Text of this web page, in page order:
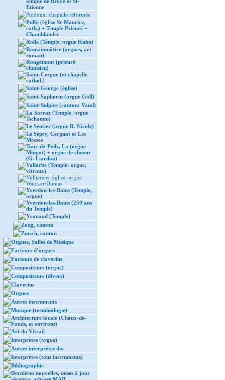
Etienne
Puidoux: chapelle réformée
Pully (église St-Maurice,
cath.) + Temple Prieuré +
Chamblandes
Rolle (Temple, orgue Kuhn)
Romainmôtier (orgues, art
roman)
Rougemont (prieuré
clunisien)
Saint-Cergue (et chapelle
cathol.)
Saint-George (église)
Saint-Saphorin (orgue Goll)
Saint-Sulpice (canton: Vaud)
La Sarraz (Temple, orgue
Tschanun)
Le Sentier (orgue R. Nicole)
Le Sépey, Cergnat et Les
Mosses
Tour-de-Peilz, La (orgue
Mingot) + orgue de choeur
(G. Liardon)
Vallorbe (Temple: orgue,
vitraux)
Vullierens: église, orgue
Walcker/Dumas
Yverdon-les-Bains (Temple,
orgue)
Yverdon-les-Bains (250 ans
du Temple)
Yvonand (Temple)
Zoug, canton
Zurich, canton
Orgues, Salles de Musique
Facteurs d’orgues
Facteurs de clavecins
Compositeurs (orgue)
Compositeurs (divers)
Clavecins
Orgues
Autres instruments
Musique (terminologie)
Architecture locale (Chaux-de-
Fonds, et environs)
Art du Vitrail
Interprètes (orgue)
Autres interprètes div.
Interprètes (tous instruments)
Bibliographie
Dernières nouvelles, mises à jour